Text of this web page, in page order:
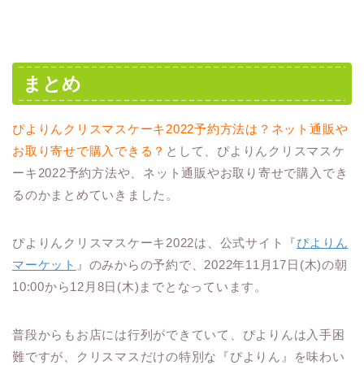
まとめ
ぴよりんクリスマスケーキ2022予約方法は？ネット通販や
お取り寄せで購入できる？ として、ぴよりんクリスマスケ
ーキ2022予約方法や、ネット通販やお取り寄せで購入でき
るのかまとめていきました。
ぴよりんクリスマスケーキ2022は、公式サイト『ぴよりん
マーケット 』のみからの予約で、2022年11月17日(木)の朝
10:00から12月8日(木)までとなっています。
普段からもお店には行列ができていて、ぴよりんは入手困
難ですが、クリスマスだけの特別な『ぴよりん』を味わい